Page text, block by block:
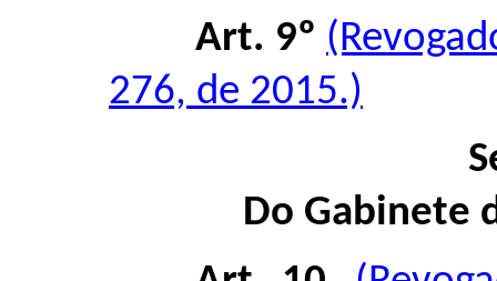
Art. 9º
276, de 2015.)
Do Gabinete